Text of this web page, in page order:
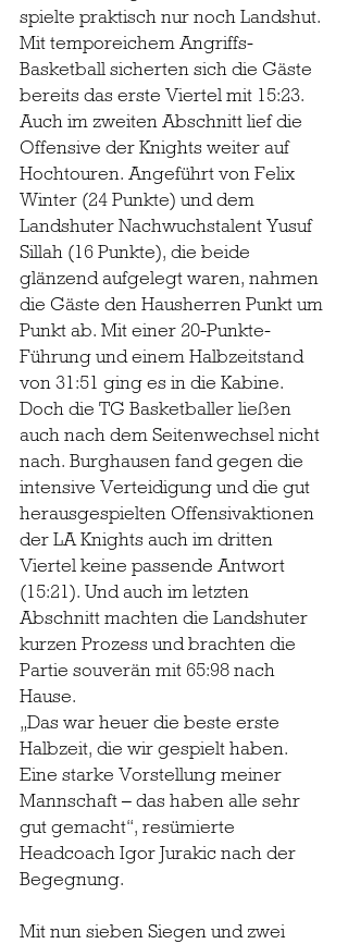
spielte praktisch nur noch Landshut.
Mit temporeichem Angriffs-
Basketball sicherten sich die Gäste
bereits das erste Viertel mit 15:23.
Auch im zweiten Abschnitt lief die
Offensive der Knights weiter auf
Hochtouren. Angeführt von Felix
Winter (24 Punkte) und dem
Landshuter Nachwuchstalent Yusuf
Sillah (16 Punkte), die beide
glänzend aufgelegt waren, nahmen
die Gäste den Hausherren Punkt um
Punkt ab. Mit einer 20-Punkte-
Führung und einem Halbzeitstand
von 31:51 ging es in die Kabine.
Doch die TG Basketballer ließen
auch nach dem Seitenwechsel nicht
nach. Burghausen fand gegen die
intensive Verteidigung und die gut
herausgespielten Offensivaktionen
der LA Knights auch im dritten
Viertel keine passende Antwort
(15:21). Und auch im letzten
Abschnitt machten die Landshuter
kurzen Prozess und brachten die
Partie souverän mit 65:98 nach
Hause.
„Das war heuer die beste erste
Halbzeit, die wir gespielt haben.
Eine starke Vorstellung meiner
Mannschaft – das haben alle sehr
gut gemacht“, resümierte
Headcoach Igor Jurakic nach der
Begegnung.
Mit nun sieben Siegen und zwei